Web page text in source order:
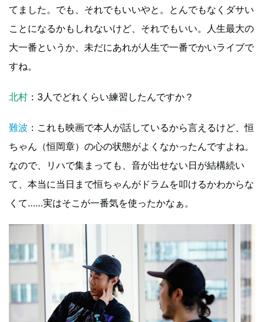
てました。でも、それでもいいやと。とんでもなくダサい
ことになるかもしれないけど、それでもいい。人生最大の
大一番というか、未だにあれが人生で一番でかいライブで
すね。
北村 ：3人でどれくらい練習したんですか？
難波 ：これも映画で本人が話しているから言えるけど、恒
ちゃん（恒岡章）の心の状態がよくなかったんですよね。
なので、リハで集まっても、音が出せない日が結構続い
て、本当に当日まで恒ちゃんがドラムを叩けるかわからな
くて……実はそこが一番気を使ったかなぁ。